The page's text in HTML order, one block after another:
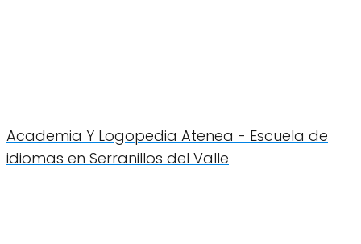
Academia Y Logopedia Atenea - Escuela de
idiomas en Serranillos del Valle